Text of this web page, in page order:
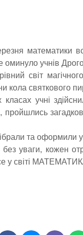
математики
учнів
світ
кола святкового
учні
пройшлись
та оформили у
уваги, кожен
у світі